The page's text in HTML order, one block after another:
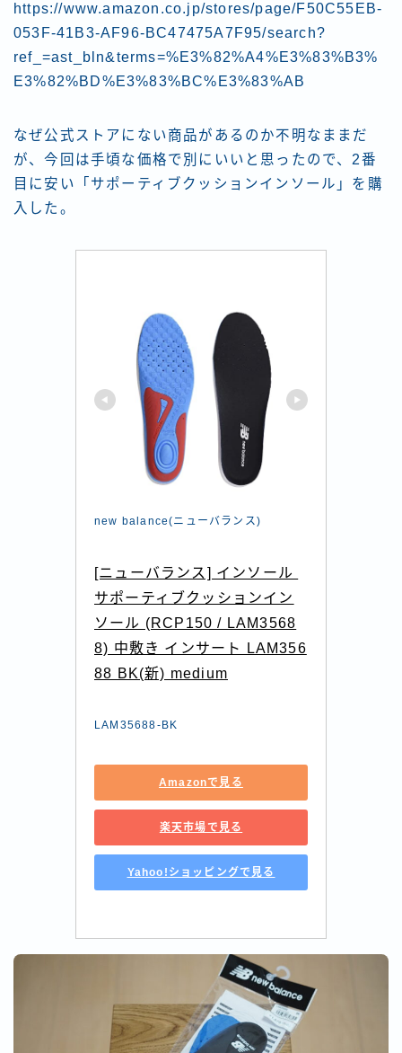
https://www.amazon.co.jp/stores/page/F50C55EB-
053F-41B3-AF96-BC47475A7F95/search?
ref_=ast_bln&terms=%E3%82%A4%E3%83%B3%
E3%82%BD%E3%83%BC%E3%83%AB
なぜ公式ストアにない商品があるのか不明なままだ
が、今回は手頃な価格で別にいいと思ったので、2番
目に安い「サポーティブクッションインソール」を購
入した。
new balance(ニューバランス)
[ニューバランス] インソール
サポーティブクッションイン
ソール (RCP150 / LAM3568
8) 中敷き インサート LAM356
88 BK(新) medium
LAM35688-BK
Amazonで見る
楽天市場で見る
Yahoo!ショッピングで見る